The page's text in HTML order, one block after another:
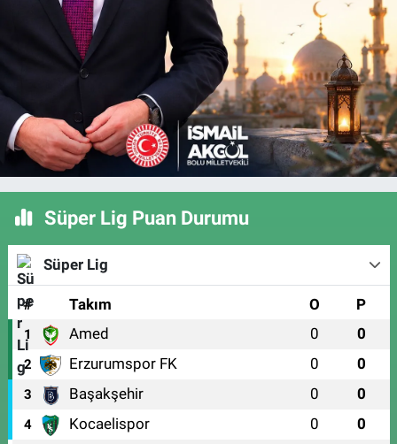
Süper Lig Puan Durumu
Süper Lig
# Takım O P
1 Amed 0 0
2 Erzurumspor FK 0 0
3 Başakşehir 0 0
4 Kocaelispor 0 0